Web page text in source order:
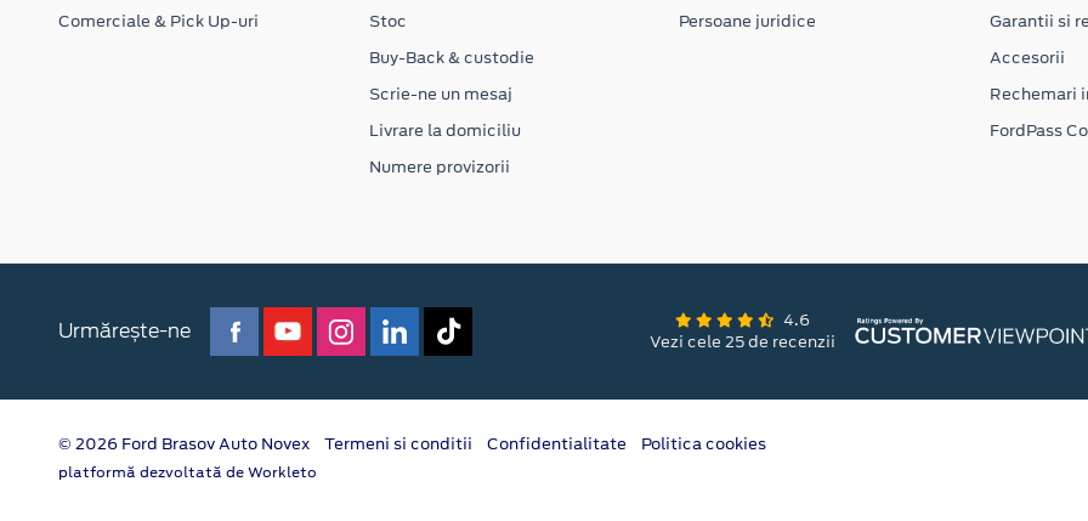
Comerciale & Pick Up-uri
Stoc
Buy-Back & custodie
Scrie-ne un mesaj
Livrare la domiciliu
Numere provizorii
Persoane juridice
Garantii si
Accesorii
Rechemari
FordPass
Urmărește-ne
4.6
Vezi cele 25 de recenzii
© 2026 Ford Brasov Auto Novex Termeni si conditii Confidentialitate Politica cookies
platformă dezvoltată de Workleto